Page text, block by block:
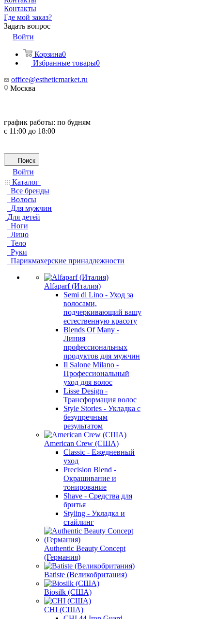
Контакты
Где мой заказ?
Задать вопрос
Войти
Корзина0
Избранные товары0
office@estheticmarket.ru
Москва
график работы: по будням
с 11:00 до 18:00
Поиск
Войти
Каталог
Все бренды
Волосы
Для мужчин
Для детей
Ноги
Лицо
Тело
Руки
Парикмахерские принадлежности
Alfaparf (Италия)
Semi di Lino - Уход за
волосами,
подчеркивающий вашу
естественную красоту
Blends Of Many -
Линия
профессиональных
продуктов для мужчин
Il Salone Milano -
Профессиональный
уход для волос
Lisse Design -
Трансформация волос
Style Stories - Укладка с
безупречным
результатом
American Crew (США)
Classic - Ежедневный
уход
Precision Blend -
Окрашивание и
тонирование
Shave - Средства для
бритья
Styling - Укладка и
стайлинг
Authentic Beauty Concept
(Германия)
Batiste (Великобритания)
Biosilk (США)
CHI (США)